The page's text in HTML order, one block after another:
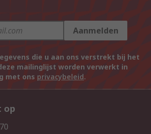
Aanmelden
die u aan ons verstrekt bij het
mailinglijst worden verwerkt in
met ons privacybeleid.
op